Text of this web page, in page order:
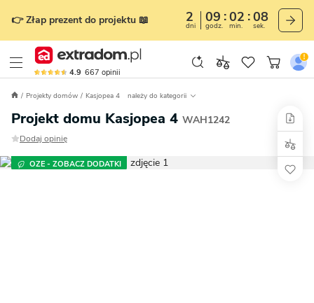
👉 Złap prezent do projektu 📖 2
dni
09
godz.
02
min.
07
sek.
4.9 667 opinii
Projekty domów Kasjopea 4 należy do kategorii
Projekt domu Kasjopea 4 WAH1242
Dodaj opinię
OZE - ZOBACZ DODATKI